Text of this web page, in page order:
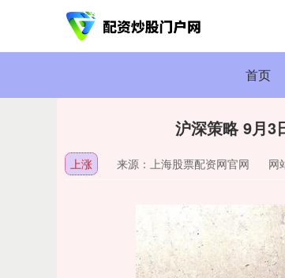
首页
沪深策略 9月3
上涨 来源：上海股票配资网官网 网